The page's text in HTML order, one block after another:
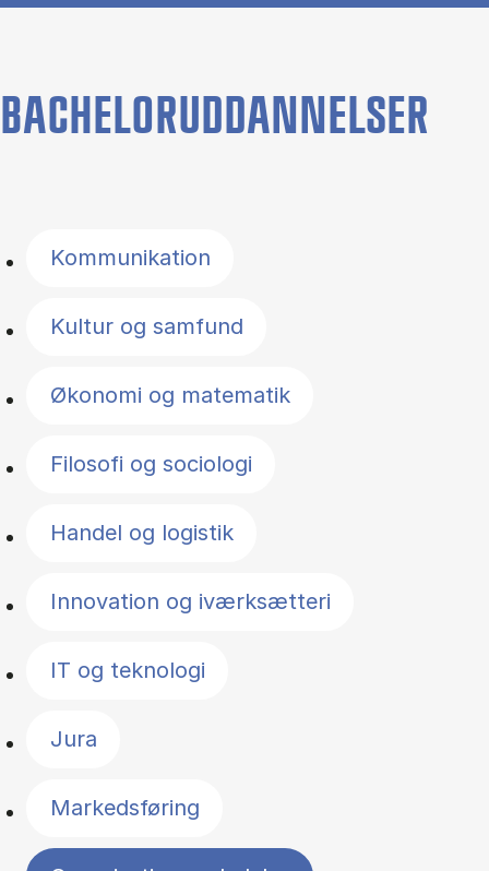
BACHELORUDDANNELSER
Kommunikation
Kultur og samfund
Økonomi og matematik
Filosofi og sociologi
Handel og logistik
Innovation og iværksætteri
IT og teknologi
Jura
Markedsføring